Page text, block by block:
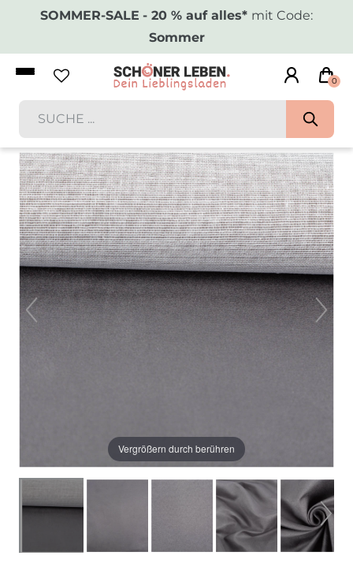
SOMMER-SALE - 20 % auf alles* mit Code:
Sommer
0
Vergrößern durch berühren